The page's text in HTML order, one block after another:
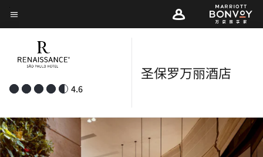
Skip
to
content
菜单文本
4.6
圣保罗万丽酒店